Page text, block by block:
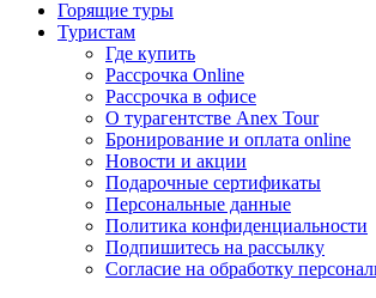
Горящие туры
Туристам
Где купить
Рассрочка Online
Рассрочка в офисе
О турагентстве Anex Tour
Бронирование и оплата online
Новости и акции
Подарочные сертификаты
Персональные данные
Политика конфиденциальности
Подпишитесь на рассылку
Согласие на обработку